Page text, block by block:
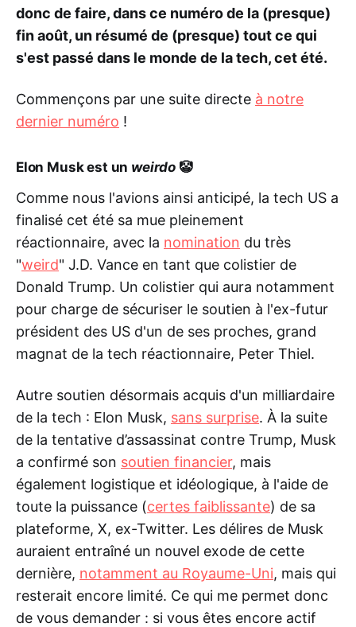
donc de faire, dans ce numéro de la (presque)
fin août, un résumé de (presque) tout ce qui
s'est passé dans le monde de la tech, cet été.
Commençons par une suite directe à notre
dernier numéro !
Elon Musk est un weirdo 🤡
Comme nous l'avions ainsi anticipé, la tech US a
finalisé cet été sa mue pleinement
réactionnaire, avec la nomination du très
"weird" J.D. Vance en tant que colistier de
Donald Trump. Un colistier qui aura notamment
pour charge de sécuriser le soutien à l'ex-futur
président des US d'un de ses proches, grand
magnat de la tech réactionnaire, Peter Thiel.
Autre soutien désormais acquis d'un milliardaire
de la tech : Elon Musk, sans surprise. À la suite
de la tentative d’assassinat contre Trump, Musk
a confirmé son soutien financier, mais
également logistique et idéologique, à l'aide de
toute la puissance (certes faiblissante) de sa
plateforme, X, ex-Twitter. Les délires de Musk
auraient entraîné un nouvel exode de cette
dernière, notamment au Royaume-Uni, mais qui
resterait encore limité. Ce qui me permet donc
de vous demander : si vous êtes encore actif